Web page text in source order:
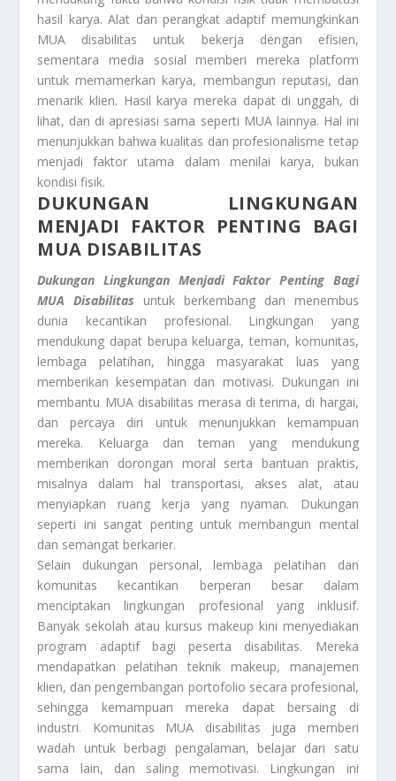
hasil karya. Alat dan perangkat adaptif memungkinkan
MUA disabilitas untuk bekerja dengan efisien,
sementara media sosial memberi mereka platform
untuk memamerkan karya, membangun reputasi, dan
menarik klien. Hasil karya mereka dapat di unggah, di
lihat, dan di apresiasi sama seperti MUA lainnya. Hal ini
menunjukkan bahwa kualitas dan profesionalisme tetap
menjadi faktor utama dalam menilai karya, bukan
kondisi fisik.
DUKUNGAN LINGKUNGAN
MENJADI FAKTOR PENTING BAGI
MUA DISABILITAS
Dukungan Lingkungan Menjadi Faktor Penting Bagi
MUA Disabilitas untuk berkembang dan menembus
dunia kecantikan profesional. Lingkungan yang
mendukung dapat berupa keluarga, teman, komunitas,
lembaga pelatihan, hingga masyarakat luas yang
memberikan kesempatan dan motivasi. Dukungan ini
membantu MUA disabilitas merasa di terima, di hargai,
dan percaya diri untuk menunjukkan kemampuan
mereka. Keluarga dan teman yang mendukung
memberikan dorongan moral serta bantuan praktis,
misalnya dalam hal transportasi, akses alat, atau
menyiapkan ruang kerja yang nyaman. Dukungan
seperti ini sangat penting untuk membangun mental
dan semangat berkarier.
Selain dukungan personal, lembaga pelatihan dan
komunitas kecantikan berperan besar dalam
menciptakan lingkungan profesional yang inklusif.
Banyak sekolah atau kursus makeup kini menyediakan
program adaptif bagi peserta disabilitas. Mereka
mendapatkan pelatihan teknik makeup, manajemen
klien, dan pengembangan portofolio secara profesional,
sehingga kemampuan mereka dapat bersaing di
industri. Komunitas MUA disabilitas juga memberi
wadah untuk berbagi pengalaman, belajar dari satu
sama lain, dan saling memotivasi. Lingkungan ini